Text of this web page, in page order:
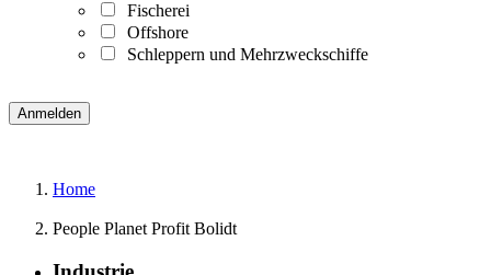
Fischerei
Offshore
Schleppern und Mehrzweckschiffe
Home
People Planet Profit Bolidt